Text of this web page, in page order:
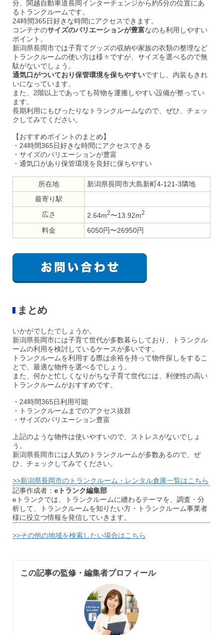
分、関越自動車道長岡インターチェンジから約5分の位置にあ
るトランクルームです。
24時間365日好きな時間にアクセスできます。
コンテナのサイズのバリエーションが豊富なのも利用しやすい
ポイント。
新潟県長岡市では子育てグッズの収納や家族の衣類の整理など
トランクルームの使い方は様々ですが、サイズを選べるので無
駄がないでしょう。
通気口がついており保管環境を保ちやすいですし、内装もきれ
いになっています。
また、2階以上であっても荷物を運搬しやすい設備が整ってい
ます。
長期利用にもぴったりなトランクルームなので、ぜひ、チェッ
クしてみてください。
【おすすめポイントのまとめ】
・24時間365日好きな時間にアクセスできる
・サイズのバリエーションが豊富
・通気口があり保管環境を良好に保ちやすい
所在地
新潟県長岡市大島新町4-121-3隣地
最寄り駅
広さ
2.64m2〜13.92m2
料金 6050円〜26950円
まとめ
いかがでしたでしょうか。
新潟県長岡市には子育て世代が多数暮らしており、トランクル
ームの利用を検討しているケースが多いです。
トランクルームを利用する際は余裕を持って物件探しをするこ
とで、最適な物件を選べるでしょう。
また、何かと忙しくなりがちな子育て世代には、利便性の高い
トランクルームがおすすめです。
・24時間365日利用可能
・トランクルームまでのアクセス抜群
・サイズのバリエーション豊富
上記のような物件は使いやすいので、ストレスがないでしょ
う。
新潟県長岡市には人気のトランクルームが多数あるので、ぜ
ひ、チェックしてみてください。
>>新潟県長岡市のトランクルーム・レンタル倉庫一覧はこちら
記事作成者： eトランク編集部
eトランクでは、トランクルームに纏わるテーマを、調査・分
析して、トランクルームを知りたい方・トランクルーム事業者
様に役立つ情報を発信していきます。
>>その他の地域を検索したい場合はこちら
この記事の監修・編集者プロフィール